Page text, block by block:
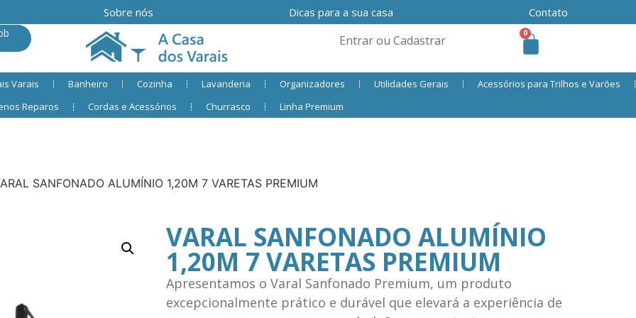
Sobre nós Dicas para a sua casa Contato
Entrar ou Cadastrar 0
Varais Banheiro Cozinha Lavanderia Organizadores Utilidades Gerais
Acessórios para Trilhos e Varões
Reparos
Cordas e Acessórios Churrasco Linha Premium
SANFONADO ALUMÍNIO 1,20M 7 VARETAS PREMIUM
VARAL SANFONADO ALUMÍNIO
1,20M 7 VARETAS PREMIUM
Apresentamos o Varal Sanfonado Premium, um produto
excepcionalmente prático e durável que elevará a experiência de